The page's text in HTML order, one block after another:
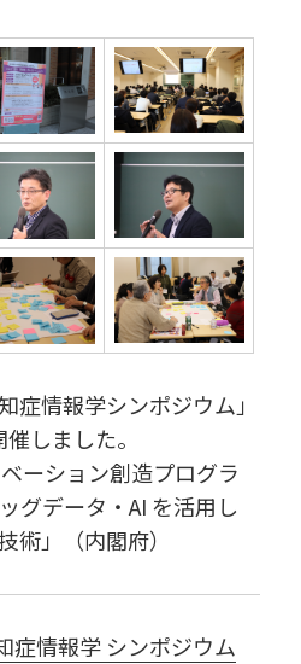
症情報学シンポジウム」
しました。
ーション創造プログラ
グデータ・AI を活用し
術」（内閣府）
症情報学 シンポジウム